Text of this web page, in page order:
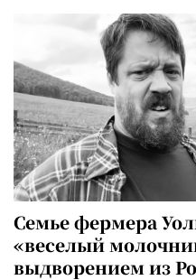
Семье фермера
«веселый
выдворением из